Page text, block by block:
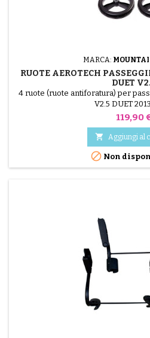
MARCA:
RUOTE AEROTECH
DUET
4 ruote (ruote antiforatura) per
V2.5 DUET
Prezzo
119,90
 Aggiungi al
 Non